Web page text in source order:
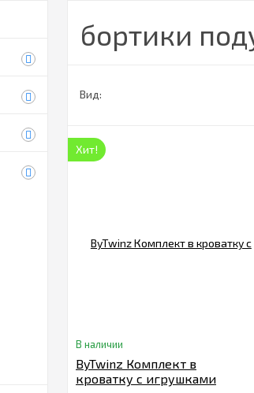
бортики
Вид:
Хит!
В наличии
ByTwinz Комплект в
кроватку с игрушками